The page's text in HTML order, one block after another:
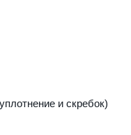
и скребок)